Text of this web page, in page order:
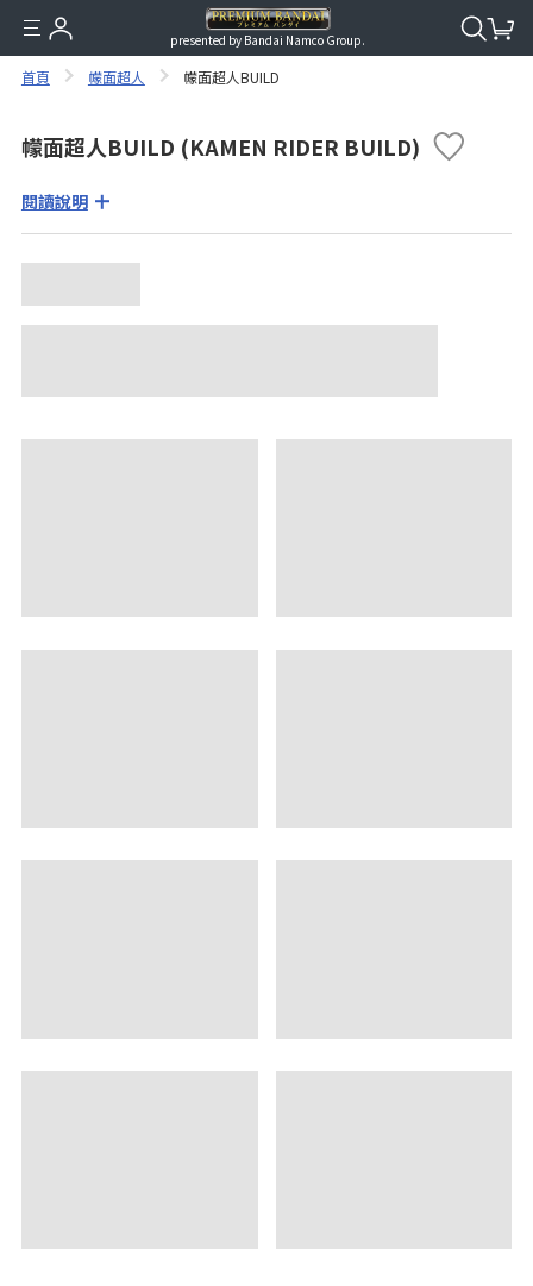
presented by Bandai Namco Group.
首頁 幪面超人 幪面超人BUILD
幪面超人BUILD (KAMEN RIDER BUILD)
閱讀說明